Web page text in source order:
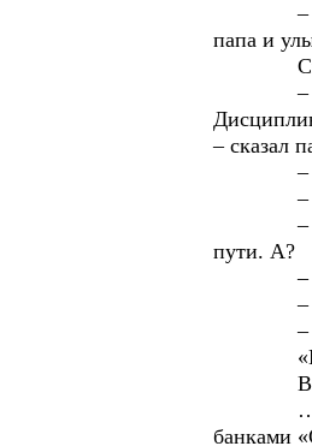
– Это
папа и
–
– сказал
– Пап! В
– Твой
–
пути. А?
– Эх!
–
– Не
Вот бы
…Помню
банками